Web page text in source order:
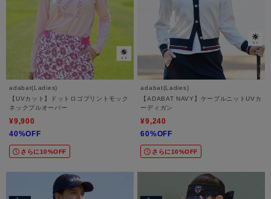
adabat(Ladies)
【UVカット】ドットロゴプリントモック
ネックプルオーバー
¥9,900
40%OFF
さらに10%OFF
adabat(Ladies)
【ADABAT NAVY】ケーブルニットUVカ
ーディガン
¥9,240
60%OFF
さらに10%OFF